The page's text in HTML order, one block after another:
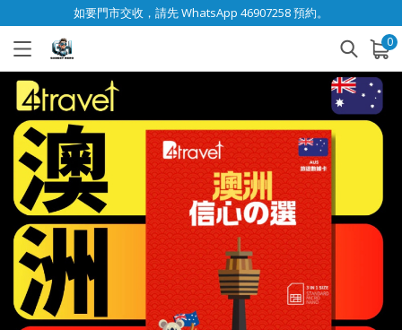
如要門市交收，請先 WhatsApp 46907258 預約。
0
已加入購物車 查看